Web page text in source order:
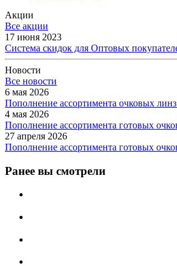
Акции
Все акции
17 июня 2023
Система скидок для Оптовых
Новости
Все новости
6 мая 2026
Пополнение ассортимента очковых
4 мая 2026
Пополнение ассортимента готовых
27 апреля 2026
Пополнение ассортимента готовых
Ранее вы смотрели